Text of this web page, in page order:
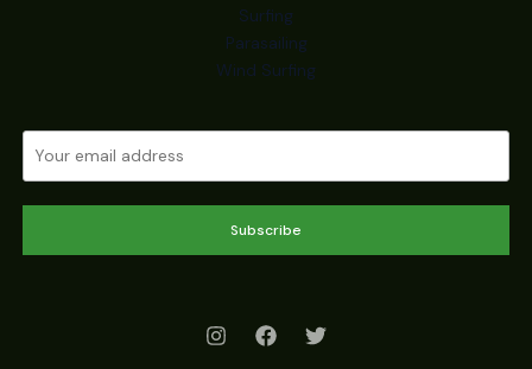
Surfing
Parasailing
Wind Surfing
Subscribe